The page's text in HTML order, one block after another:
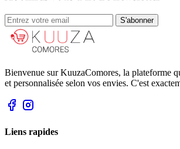
S'abonner
Bienvenue sur KuuzaComores, la plateforme
et personnalisée selon vos envies. C'est
Liens rapides